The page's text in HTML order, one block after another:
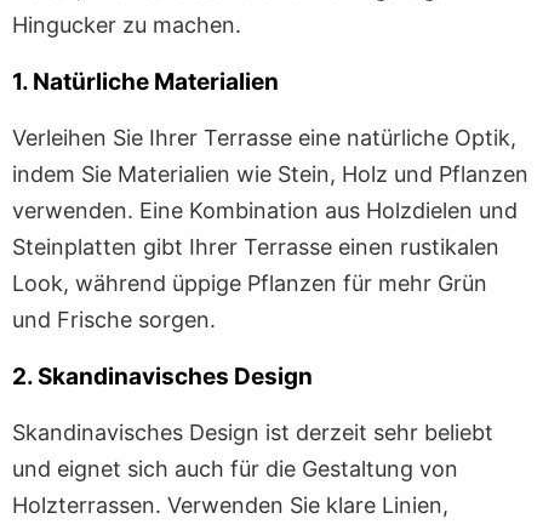
Hingucker zu machen.
1. Natürliche Materialien
Verleihen Sie Ihrer Terrasse eine natürliche Optik,
indem Sie Materialien wie Stein, Holz und Pflanzen
verwenden. Eine Kombination aus Holzdielen und
Steinplatten gibt Ihrer Terrasse einen rustikalen
Look, während üppige Pflanzen für mehr Grün
und Frische sorgen.
2. Skandinavisches Design
Skandinavisches Design ist derzeit sehr beliebt
und eignet sich auch für die Gestaltung von
Holzterrassen. Verwenden Sie klare Linien,